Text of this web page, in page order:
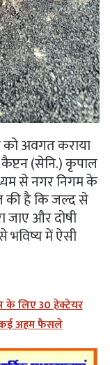
को अवगत कराया
(सेनि.) कृपाल
से नगर निगम के
की है कि जल्द से
जाए और दोषी
भविष्य में ऐसी
के लिए 30 हेक्टेयर
कई अहम फैसले